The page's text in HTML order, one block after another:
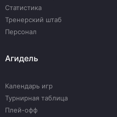
Статистика
Тренерский штаб
Персонал
Агидель
Календарь игр
Турнирная таблица
Плей-офф